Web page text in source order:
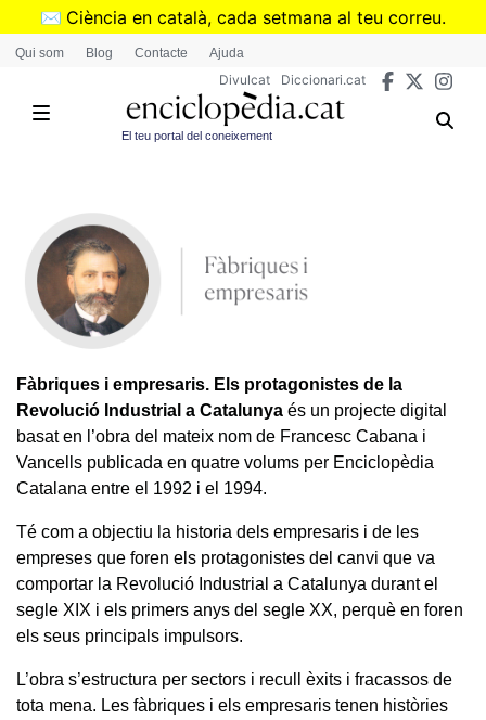
Vés
✉️ Ciència en català, cada setmana al teu correu.
➜Subscriu-te al butlletí de Divulcat
Qui som Blog Contacte Ajuda
Divulcat Diccionari.cat
El teu portal del coneixement
Fàbriques i empresaris. Els protagonistes de la
Revolució Industrial a Catalunya és un projecte digital
basat en l’obra del mateix nom de Francesc Cabana i
Vancells publicada en quatre volums per Enciclopèdia
Catalana entre el 1992 i el 1994.
Té com a objectiu la historia dels empresaris i de les
empreses que foren els protagonistes del canvi que va
comportar la Revolució Industrial a Catalunya durant el
segle XIX i els primers anys del segle XX, perquè en foren
els seus principals impulsors.
L’obra s’estructura per sectors i recull èxits i fracassos de
tota mena. Les fàbriques i els empresaris tenen històries